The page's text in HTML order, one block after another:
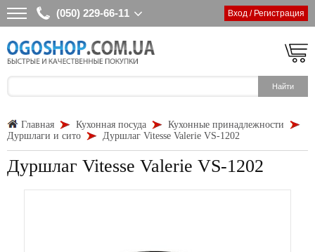
(050) 229-66-11 Вход / Регистрация
Главная Кухонная посуда
Кухонные принадлежности
Дуршлаги и сито
Дуршлаг Vitesse Valerie VS-1202
Дуршлаг Vitesse Valerie VS-1202